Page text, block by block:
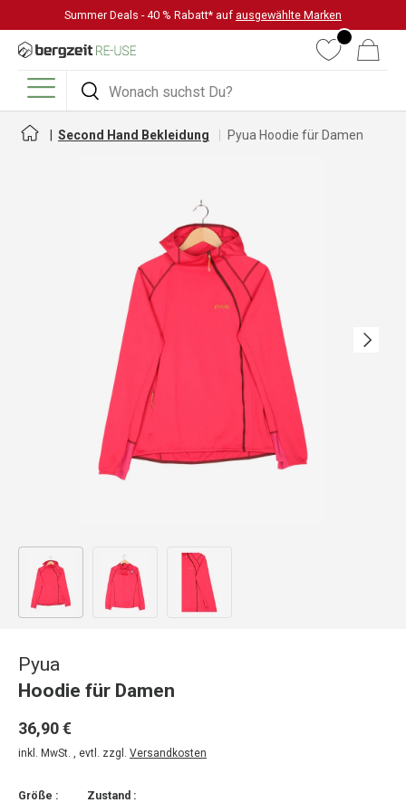
DIREKT ZUM INHALT
Summer Deals - 40 % Rabatt* auf ausgewählte Marken
Suchen
Suchen
WunschlisteWarenkorb
Menü
Second Hand Bekleidung Pyua Hoodie für Damen
Nächste
Bild 1 in Galerieansicht laden
Pyua
Hoodie für Damen
36,90 €
inkl. MwSt. , evtl. zzgl. Versandkosten
Größe : Zustand :